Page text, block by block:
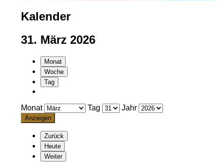
Kalender
31. März 2026
Monat
Woche
Tag
Monat Tag Jahr
Zurück
Heute
Weiter